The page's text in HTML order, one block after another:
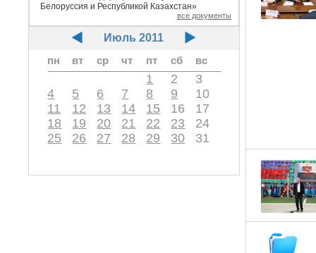
Белоруссия и Республикой Казахстан»
все документы
Июль 2011
пн
вт ср чт пт сб вс
1 2
3
4
5 6 7 8 9
10
11
12 13 14 15 16
17
18
19 20 21 22 23
24
25
26 27 28 29 30 31